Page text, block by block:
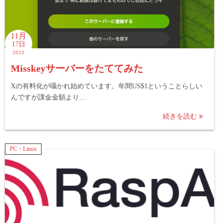
11月
17日
2023
Misskeyサーバーをたててみた
Xの有料化が囁かれ始めています。年間US$1ということらしい
んですが課金金額より…
続きを読む
PC・Linux